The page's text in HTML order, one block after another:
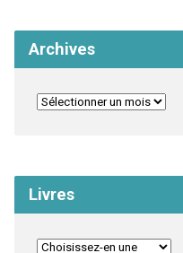
Archives
Livres